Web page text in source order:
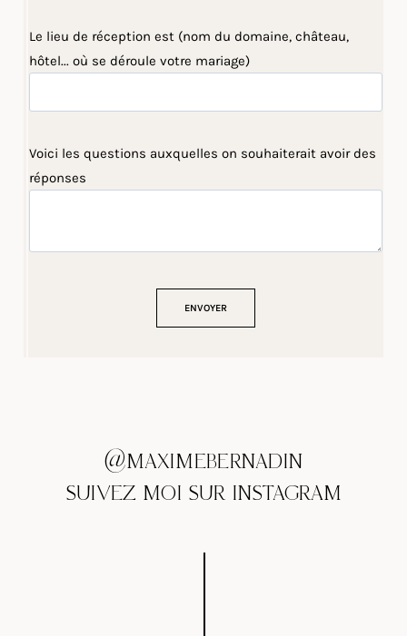
Le lieu de réception est (nom du domaine, château,
hôtel... où se déroule votre mariage)
Voici les questions auxquelles on souhaiterait avoir des
réponses
@MAXIMEBERNADIN
SUIVEZ MOI SUR INSTAGRAM